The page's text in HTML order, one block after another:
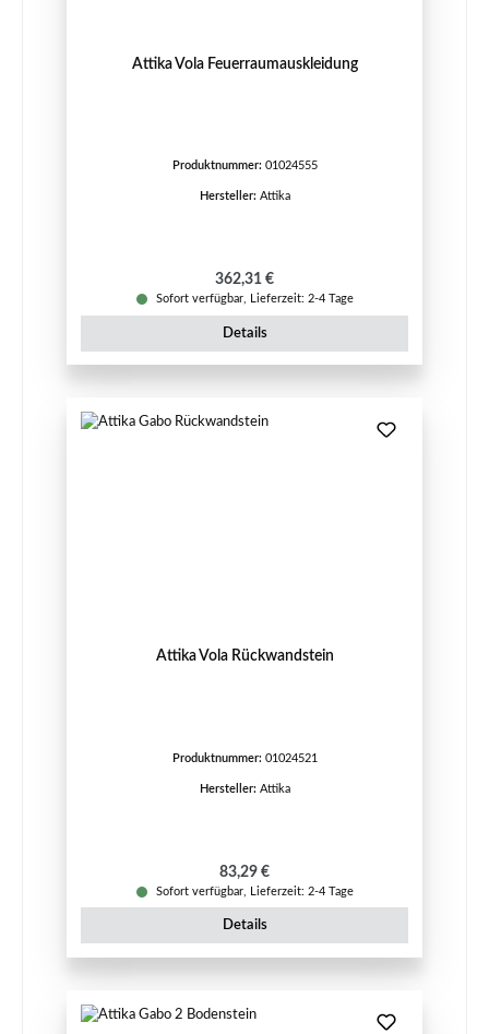
Attika Vola Feuerraumauskleidung
Produktnummer: 01024555
Hersteller: Attika
Regulärer Preis:
362,31 €
Sofort verfügbar, Lieferzeit: 2-4 Tage
Details
Attika Vola Rückwandstein
Produktnummer: 01024521
Hersteller: Attika
Regulärer Preis:
83,29 €
Sofort verfügbar, Lieferzeit: 2-4 Tage
Details